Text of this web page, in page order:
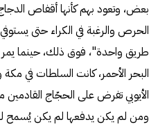
بعض، وتعود بهم كأنها أقفاص
الحرص والرغبة في الكراء حتى
طريق واحدة"، فوق ذلك، حينما يمر
البحر الأحمر، كانت السلطات في
الأيوبي تفرض على الحجّاج
ومن لم يكن يدفعها لم يكن يُسمح له